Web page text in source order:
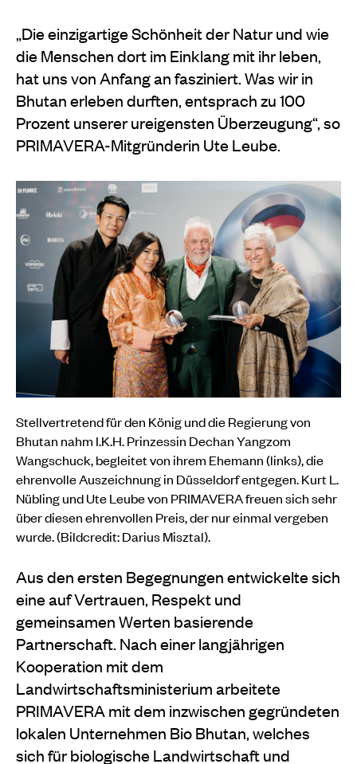
„Die einzigartige Schönheit der Natur und wie
die Menschen dort im Einklang mit ihr leben,
hat uns von Anfang an fasziniert. Was wir in
Bhutan erleben durften, entsprach zu 100
Prozent unserer ureigensten Überzeugung“, so
PRIMAVERA-Mitgründerin Ute Leube.
Stellvertretend für den König und die Regierung von
Bhutan nahm I.K.H. Prinzessin Dechan Yangzom
Wangschuck, begleitet von ihrem Ehemann (links), die
ehrenvolle Auszeichnung in Düsseldorf entgegen. Kurt L.
Nübling und Ute Leube von PRIMAVERA freuen sich sehr
über diesen ehrenvollen Preis, der nur einmal vergeben
wurde. (Bildcredit: Darius Misztal).
Aus den ersten Begegnungen entwickelte sich
eine auf Vertrauen, Respekt und
gemeinsamen Werten basierende
Partnerschaft. Nach einer langjährigen
Kooperation mit dem
Landwirtschaftsministerium arbeitete
PRIMAVERA mit dem inzwischen gegründeten
lokalen Unternehmen Bio Bhutan, welches
sich für biologische Landwirtschaft und